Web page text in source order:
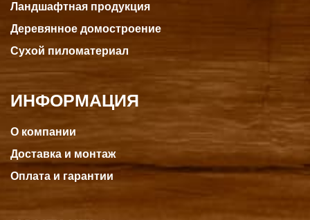
Ландшафтная продукция
Деревянное домостроение
Сухой пиломатериал
ИНФОРМАЦИЯ
О компании
Доставка и монтаж
Оплата и гарантии